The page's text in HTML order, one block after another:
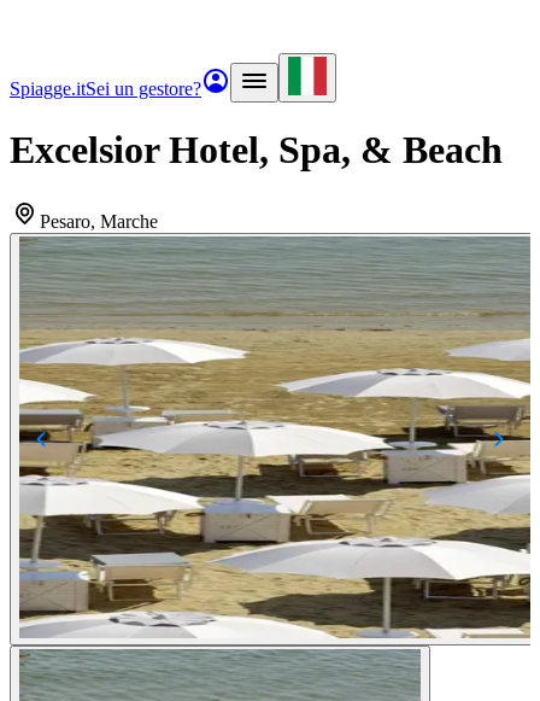
Spiagge.itSei un gestore?
Excelsior Hotel, Spa, & Beach
Pesaro, Marche